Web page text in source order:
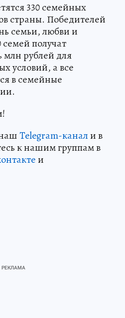
330 семейных
страны. Победителей
семьи, любви и
получат
млн рублей для
условий, а все
в семейные
Telegram-канали в
к нашим группам в
и